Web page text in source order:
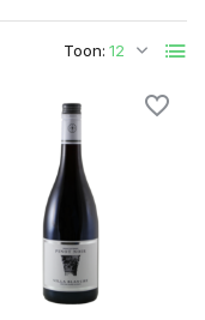
Toon: